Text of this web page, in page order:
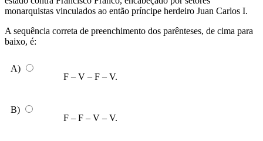
monarquistas vinculados ao então príncipe herdeiro Juan Carlos I.
A sequência correta de preenchimento dos parênteses, de cima para
baixo, é:
A)
F – V – F – V.
B)
F – F – V – V.